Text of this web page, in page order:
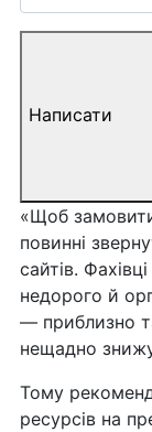
Написати
«Щоб
повинні
сайтів.
недорого й
— приблизно
нещадно
Тому
ресурсів на